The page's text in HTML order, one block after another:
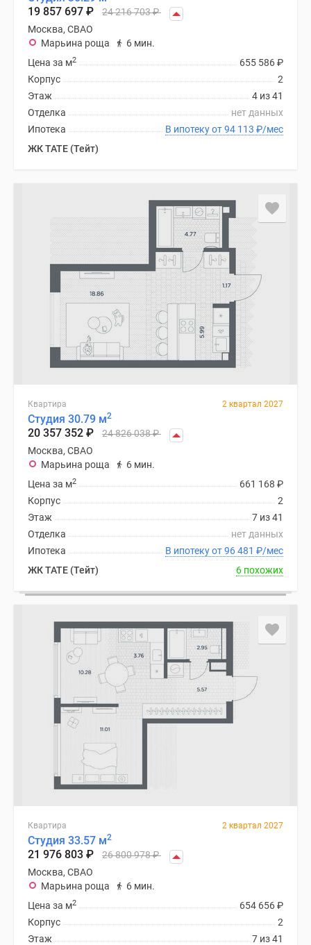
Новости
недвижимости
Мнение
эксперта
Аналитика
рынка
Покупателю
Экспертиза
новостроек
ипотека
#рассрочка
ипотека
скидками
новостроек
застройщиком
Программа
Новостройки
премиум-
класса
Новостройки
бизнес-
класса
Рассрочка
Траншевая
ипотека
19 857 697 ₽ 24 216 703₽
Москва, СВАО
Марьина роща
6 мин.
655 586₽
Цена за м2
2
Корпус
4 из 41
Этаж
нет данных
Отделка
В ипотеку от 94 113 ₽/мес
Ипотека
ЖК TATE (Тейт)
Квартира 2 квартал 2027
Студия 30.79 м2
20 357 352 ₽ 24 826 038₽
Москва, СВАО
Марьина роща
6 мин.
661 168 ₽
Цена за м2
2
Корпус
7 из 41
Этаж
нет данных
Отделка
В ипотеку от 96 481 ₽/мес
Ипотека
ЖК TATE (Тейт)
6 похожих
Квартира 2 квартал 2027
Студия 33.57 м2
21 976 803 ₽ 26 800 978₽
Москва, СВАО
Марьина роща
6 мин.
654 656₽
Цена за м2
2
Корпус
7 из 41
Этаж